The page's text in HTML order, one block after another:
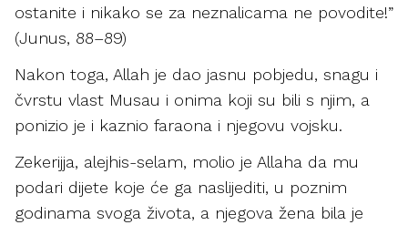
ostanite i nikako se za neznalicama ne povodite!”
(Junus, 88–89)
Nakon toga, Allah je dao jasnu pobjedu, snagu i
čvrstu vlast Musau i onima koji su bili s njim, a
ponizio je i kaznio faraona i njegovu vojsku.
Zekerijja, alejhis-selam, molio je Allaha da mu
podari dijete koje će ga naslijediti, u poznim
godinama svoga života, a njegova žena bila je